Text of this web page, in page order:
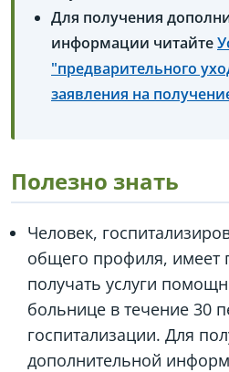
Для получения
информации читайте
"предварительного
заявления на
Полезно знать
Человек,
общего профиля, имеет
получать услуги
больнице в течение 30
госпитализации. Для
дополнительной